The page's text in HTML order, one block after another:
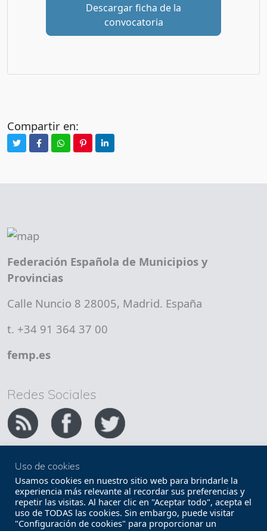
Descargar ficha de la
convocatoria
Compartir en:
Federación Española de Municipios y
Provincias
Calle Nuncio 8 28005, Madrid. España
t. +34 91 364 37 00
femp.es
Redes Sociales
Copyright FEMP
Accesibilidad
Términos legales
Política de privacidad
Uso de cookies
Usamos cookies en nuestro sitio web para brindarle la
experiencia más relevante al recordar sus preferencias y
repetir las visitas. Al hacer clic en "Aceptar todo", acepta el
uso de TODAS las cookies. Sin embargo, puede visitar
"Configuración de cookies" para proporcionar un